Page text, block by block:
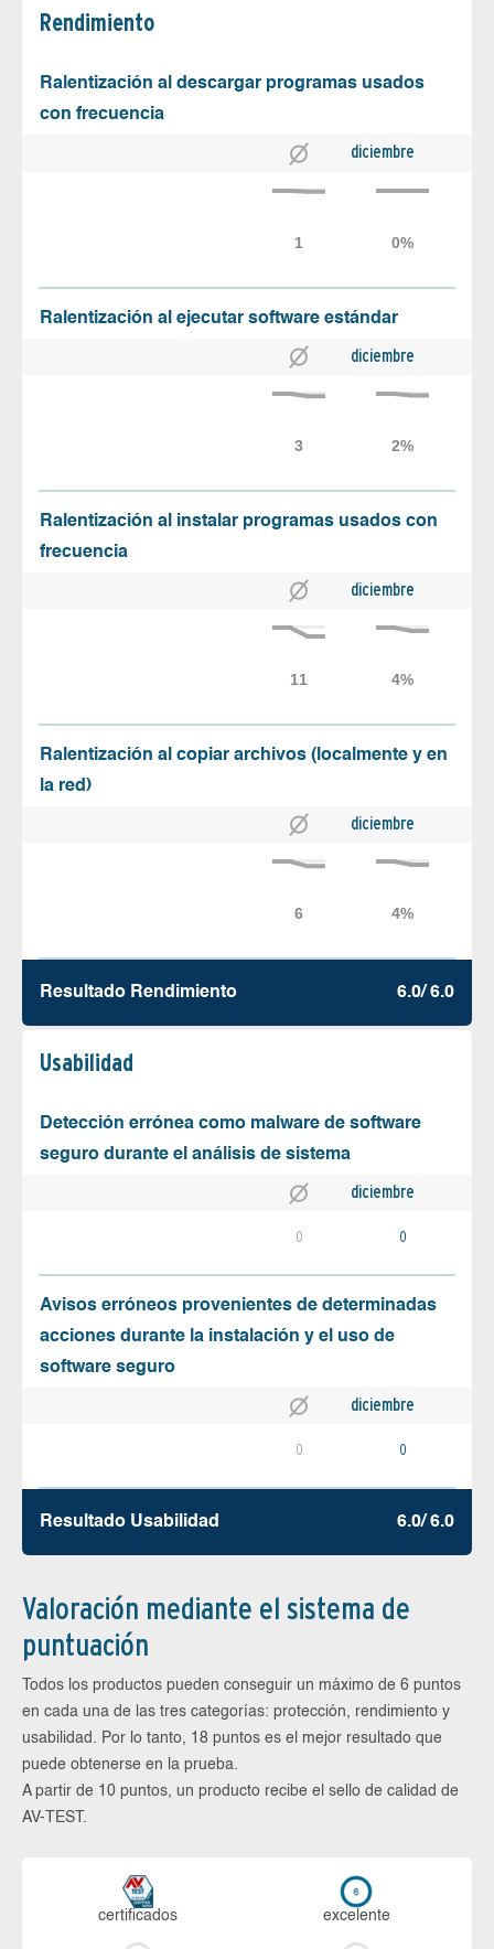
Rendimiento
Ralentización al descargar programas usados
con frecuencia
diciembre
Ralentización al ejecutar software estándar
diciembre
Ralentización al instalar programas usados con
frecuencia
diciembre
Ralentización al copiar archivos (localmente y en
la red)
diciembre
Resultado Rendimiento 6.0/ 6.0
Usabilidad
Detección errónea como malware de software
seguro durante el análisis de sistema
diciembre
0 0
Avisos erróneos provenientes de determinadas
acciones durante la instalación y el uso de
software seguro
diciembre
0 0
Resultado Usabilidad 6.0/ 6.0
Valoración mediante el sistema de
puntuación
Todos los productos pueden conseguir un máximo de 6 puntos
en cada una de las tres categorías: protección, rendimiento y
usabilidad. Por lo tanto, 18 puntos es el mejor resultado que
puede obtenerse en la prueba.
A partir de 10 puntos, un producto recibe el sello de calidad de
AV-TEST.
certi­ficados ex­ce­len­te